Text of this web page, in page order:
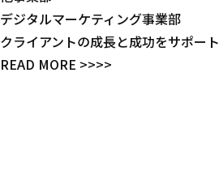
デジタルマーケティング事業部
クライアントの成長と成功をサポート
READ MORE >>>>